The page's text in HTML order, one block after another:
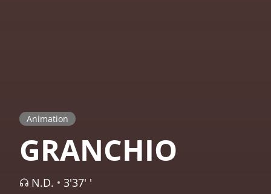
Animation
GRANCHIO
N.D. 3'37' '